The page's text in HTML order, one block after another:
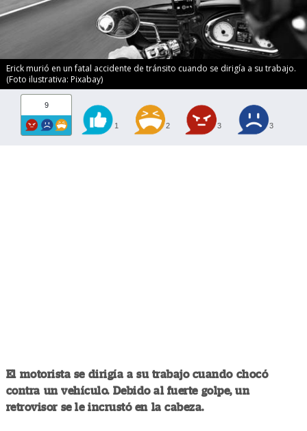
Erick murió en un fatal accidente de tránsito cuando se dirigía a su trabajo.
(Foto ilustrativa: Pixabay)
9
1 2 3 3
El motorista se dirigía a su trabajo cuando chocó
contra un vehículo. Debido al fuerte golpe, un
retrovisor se le incrustó en la cabeza.